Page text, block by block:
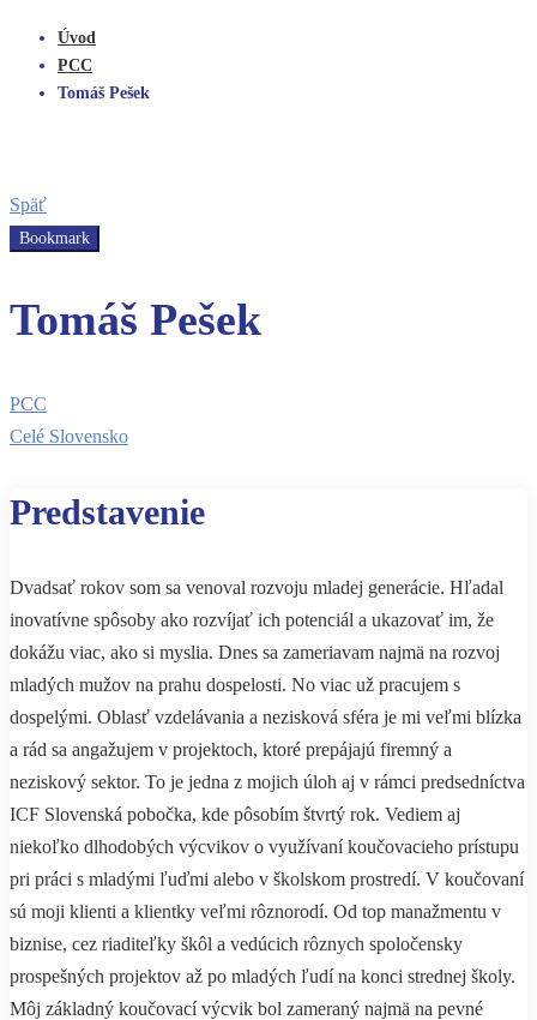
Úvod
PCC
Tomáš Pešek
Späť
Bookmark
Tomáš Pešek
PCC
Celé Slovensko
Predstavenie
Dvadsať rokov som sa venoval rozvoju mladej generácie. Hľadal
inovatívne spôsoby ako rozvíjať ich potenciál a ukazovať im, že
dokážu viac, ako si myslia. Dnes sa zameriavam najmä na rozvoj
mladých mužov na prahu dospelosti. No viac už pracujem s
dospelými. Oblasť vzdelávania a nezisková sféra je mi veľmi blízka
a rád sa angažujem v projektoch, ktoré prepájajú firemný a
neziskový sektor. To je jedna z mojich úloh aj v rámci predsedníctva
ICF Slovenská pobočka, kde pôsobím štvrtý rok. Vediem aj
niekoľko dlhodobých výcvikov o využívaní koučovacieho prístupu
pri práci s mladými ľuďmi alebo v školskom prostredí. V koučovaní
sú moji klienti a klientky veľmi rôznorodí. Od top manažmentu v
biznise, cez riaditeľky škôl a vedúcich rôznych spoločensky
prospešných projektov až po mladých ľudí na konci strednej školy.
Môj základný koučovací výcvik bol zameraný najmä na pevné